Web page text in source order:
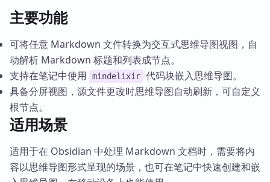
主要功能
可将任意 Markdown 文件转换为交互式思维导图视图，自
动解析 Markdown 标题和列表成节点。
支持在笔记中使用
mindelixir 代码块嵌入思维导图。
具备分屏视图，源文件更改时思维导图自动刷新，可自定义
根节点。
适用场景
适用于在 Obsidian 中处理 Markdown 文档时，需要将内
容以思维导图形式呈现的场景，也可在笔记中快速创建和嵌